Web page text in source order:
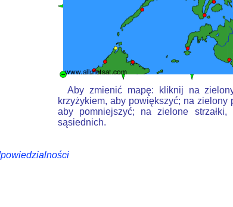
Aby zmienić mapę: kliknij na
krzyżykiem, aby powiększyć; na zielony
aby pomniejszyć; na zielone
sąsiednich.